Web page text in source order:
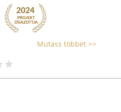
Mutass többet >>